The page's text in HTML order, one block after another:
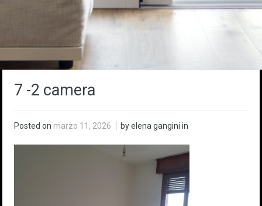
7 -2 camera
Posted on marzo 11, 2026 by elena gangini in